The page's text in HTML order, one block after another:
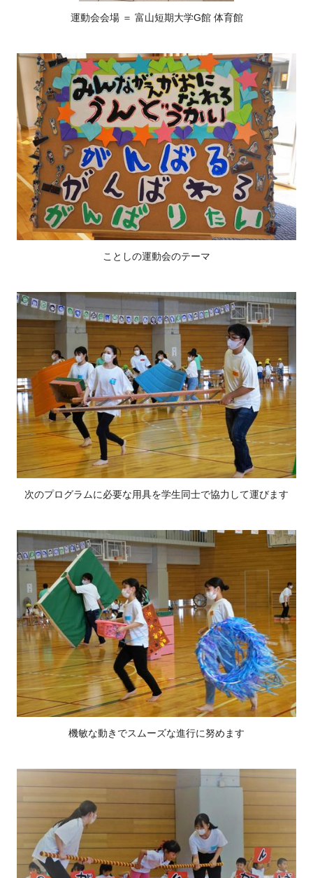
運動会会場 ＝ 富山短期大学G館 体育館
ことしの運動会のテーマ
次のプログラムに必要な用具を学生同士で協力して運びます
機敏な動きでスムーズな進行に努めます